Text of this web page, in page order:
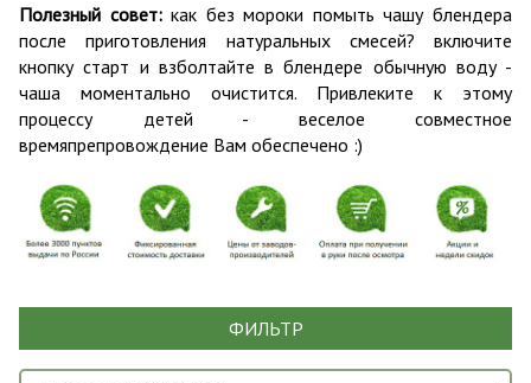
Полезный совет:как без мороки помыть чашу блендера
после приготовления натуральных смесей? включите
кнопку старт и взболтайте в блендере обычную воду -
чаша моментально очистится. Привлеките к этому
процессу детей - веселое совместное
времяпрепровождение Вам обеспечено :)
ФИЛЬТР